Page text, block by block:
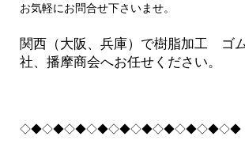
お気軽にお問合せ下さいませ。
関西（大阪、兵庫）で樹脂加工 ゴ
社、播摩商会へお任せください。
◇◆◇◆◇◆◇◆◇◆◇◆◇◆◇◆◇◆◇◆